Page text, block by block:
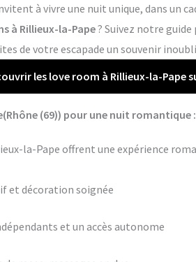
à vivre une nuit unique, dans un
à Rillieux-la-Pape? Suivez notre
de votre escapade un souvenir
les love room à Rillieux-la-Pape
(69)) pour une nuit romantique :
la-Pape offrent une expérience
et décoration soignée
et un accès autonome